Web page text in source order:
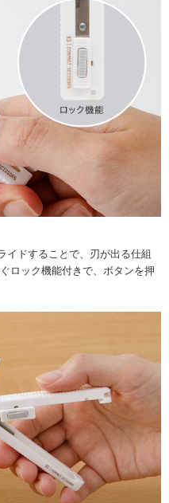
イドすることで、刃が出る仕組
ロック機能付きで、ボタンを押